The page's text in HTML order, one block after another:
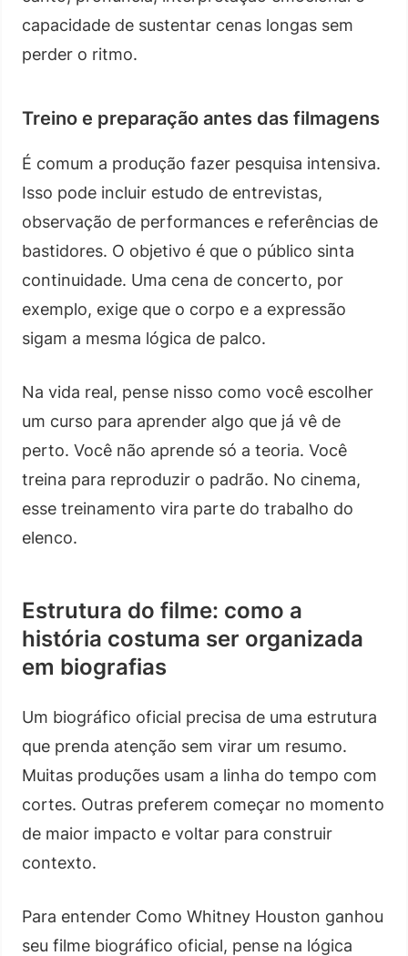
capacidade de sustentar cenas longas sem
perder o ritmo.
Treino e preparação antes das filmagens
É comum a produção fazer pesquisa intensiva.
Isso pode incluir estudo de entrevistas,
observação de performances e referências de
bastidores. O objetivo é que o público sinta
continuidade. Uma cena de concerto, por
exemplo, exige que o corpo e a expressão
sigam a mesma lógica de palco.
Na vida real, pense nisso como você escolher
um curso para aprender algo que já vê de
perto. Você não aprende só a teoria. Você
treina para reproduzir o padrão. No cinema,
esse treinamento vira parte do trabalho do
elenco.
Estrutura do filme: como a
história costuma ser organizada
em biografias
Um biográfico oficial precisa de uma estrutura
que prenda atenção sem virar um resumo.
Muitas produções usam a linha do tempo com
cortes. Outras preferem começar no momento
de maior impacto e voltar para construir
contexto.
Para entender Como Whitney Houston ganhou
seu filme biográfico oficial, pense na lógica